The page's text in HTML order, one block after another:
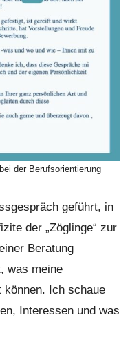
der Berufsorientierung
geführt, in
der „Zöglinge“ zur
Beratung
was meine
können. Ich schaue
Interessen und was